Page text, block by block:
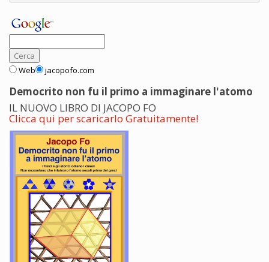
Web jacopofo.com
Democrito non fu il primo a immaginare l'atomo
IL NUOVO LIBRO DI JACOPO FO
Clicca qui per scaricarlo Gratuitamente!